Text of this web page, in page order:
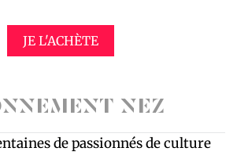
JE L'ACHÈTE
NEZ
de passionnés de culture